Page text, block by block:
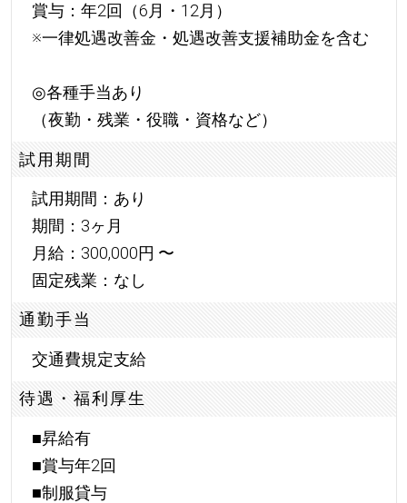
賞与：年2回（6月・12月）
※一律処遇改善金・処遇改善支援補助金を含む
◎各種手当あり
（夜勤・残業・役職・資格など）
試用期間
試用期間：あり
期間：3ヶ月
月給：300,000円 〜
固定残業：なし
通勤手当
交通費規定支給
待遇・福利厚生
■昇給有
■賞与年2回
■制服貸与